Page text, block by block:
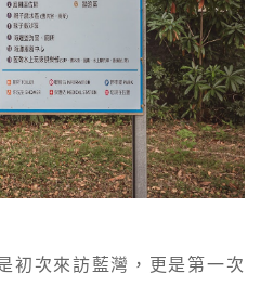
初次來訪藍灣，更是第一次